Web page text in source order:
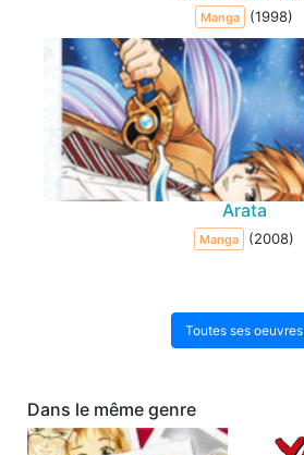
Manga (1998)
Arata
Manga (2008)
Toutes ses oeuvres
Dans le même genre